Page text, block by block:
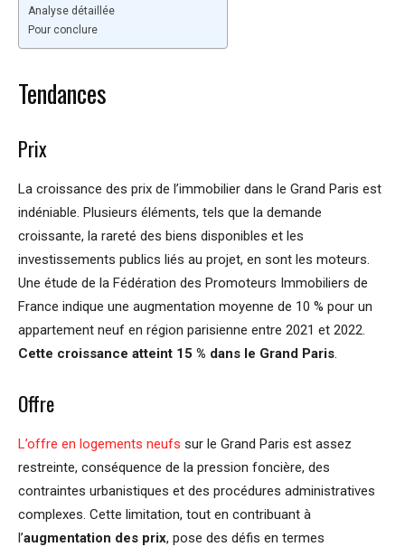
Analyse détaillée
Pour conclure
Tendances
Prix
La croissance des prix de l’immobilier dans le Grand Paris est
indéniable. Plusieurs éléments, tels que la demande
croissante, la rareté des biens disponibles et les
investissements publics liés au projet, en sont les moteurs.
Une étude de la Fédération des Promoteurs Immobiliers de
France indique une augmentation moyenne de 10 % pour un
appartement neuf en région parisienne entre 2021 et 2022.
Cette croissance atteint 15 % dans le Grand Paris.
Offre
L’offre en logements neufs sur le Grand Paris est assez
restreinte, conséquence de la pression foncière, des
contraintes urbanistiques et des procédures administratives
complexes. Cette limitation, tout en contribuant à
l’augmentation des prix, pose des défis en termes